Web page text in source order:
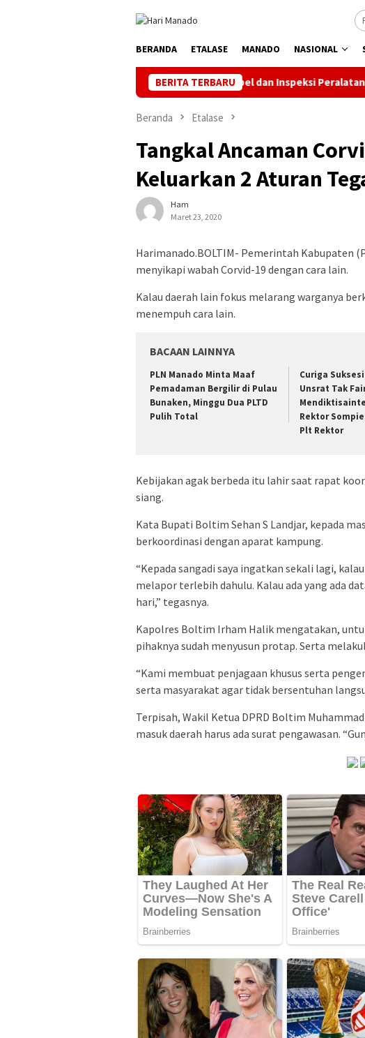
BERANDA ETALASE MANADO NASIONAL
BERITA TERBARU
81 RI, PLN UP3 Tahuna Gelar Apel dan Inspeksi Peralatan Kepulauan Nusa
Beranda Etalase
Tangkal Ancaman
Keluarkan 2 Aturan
Ham
Maret 23, 2020
Harimanado.BOLTIM- Pemerintah Kabupaten
menyikapi wabah Corvid-19 dengan cara lain.
Kalau daerah lain fokus melarang warganya
menempuh cara lain.
BACAAN LAINNYA
PLN Manado Minta Maaf
Pemadaman Bergilir di Pulau
Bunaken, Minggu Dua PLTD
Pulih Total
Curiga
Unsrat Tak
Rektor
Plt Rektor
Kebijakan agak berbeda itu lahir saat rapat
siang.
Kata Bupati Boltim Sehan S Landjar, kepada
berkoordinasi dengan aparat kampung.
“Kepada sangadi saya ingatkan sekali lagi,
melapor terlebih dahulu. Kalau ada yang ada
hari,” tegasnya.
Kapolres Boltim Irham Halik mengatakan,
pihaknya sudah menyusun protap. Serta
“Kami membuat penjagaan khusus serta
serta masyarakat agar tidak bersentuhan
Terpisah, Wakil Ketua DPRD Boltim
masuk daerah harus ada surat pengawasan.